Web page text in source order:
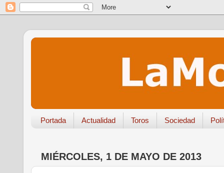
Portada Actualidad Toros Sociedad
MIÉRCOLES, 1 DE MAYO DE 2013